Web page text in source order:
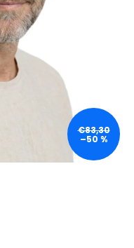
€83,30
–50 %